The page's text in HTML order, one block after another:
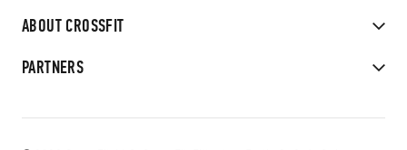
ABOUT CROSSFIT
PARTNERS